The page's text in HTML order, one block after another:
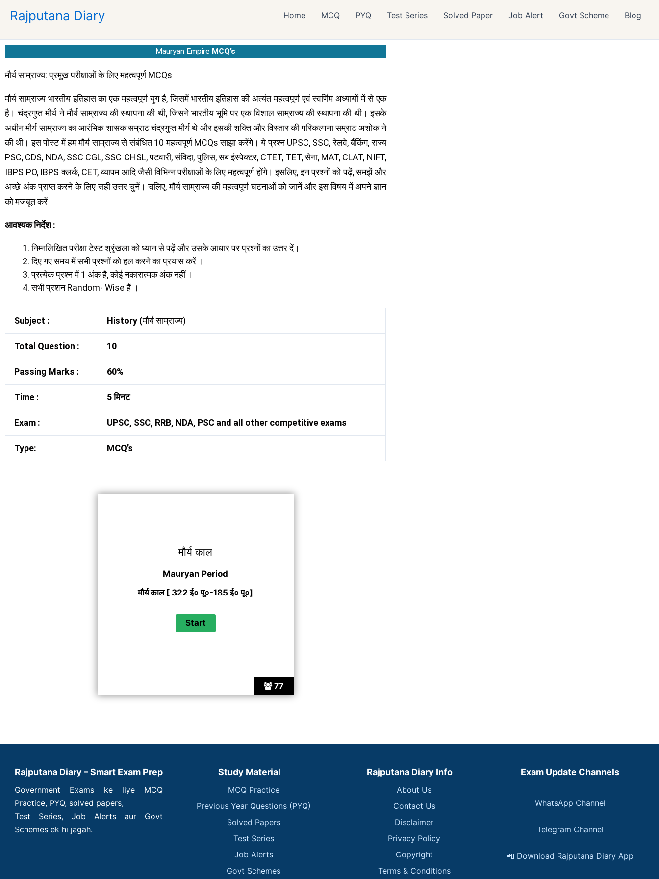
Rajputana Diary Home MCQ PYQ Test Series Solved Paper Job Alert Govt Scheme Blog
Mauryan Empire MCQ’s
मौर्य साम्राज्य: प्रमुख परीक्षाओं के लिए महत्वपूर्ण MCQs
मौर्य साम्राज्य भारतीय इतिहास का एक महत्वपूर्ण युग है, जिसमें भारतीय इतिहास की अत्यंत महत्वपूर्ण एवं स्वर्णिम अध्यायों में से एक
है। चंद्रगुप्त मौर्य ने मौर्य साम्राज्य की स्थापना की थी, जिसने भारतीय भूमि पर एक विशाल साम्राज्य की स्थापना की थी। इसके
अधीन मौर्य साम्राज्य का आरंभिक शासक सम्राट चंद्रगुप्त मौर्य थे और इसकी शक्ति और विस्तार की परिकल्पना सम्राट अशोक ने
की थी। इस पोस्ट में हम मौर्य साम्राज्य से संबंधित 10 महत्वपूर्ण MCQs साझा करेंगे। ये प्रश्न UPSC, SSC, रेलवे, बैंकिंग, राज्य
PSC, CDS, NDA, SSC CGL, SSC CHSL, पटवारी, संविदा, पुलिस, सब इंस्पेक्टर, CTET, TET, सेना, MAT, CLAT, NIFT,
IBPS PO, IBPS क्लर्क, CET, व्यापम आदि जैसी विभिन्न परीक्षाओं के लिए महत्वपूर्ण होंगे। इसलिए, इन प्रश्नों को पढ़ें, समझें और
अच्छे अंक प्राप्त करने के लिए सही उत्तर चुनें। चलिए, मौर्य साम्राज्य की महत्वपूर्ण घटनाओं को जानें और इस विषय में अपने ज्ञान
को मजबूत करें।
आवश्यक निर्देश :
निम्नलिखित परीक्षा टेस्ट श्रृंखला को ध्यान से पढ़ें और उसके आधार पर प्रश्नों का उत्तर दें।
दिए गए समय में सभी प्रश्नों को हल करने का प्रयास करें ।
प्रत्येक प्रश्न में 1 अंक है, कोई नकारात्मक अंक नहीं ।
सभी प्रशन Random- Wise हैं ।
Subject : History (मौर्य साम्राज्य)
Total Question : 10
Passing Marks : 60%
Time : 5 मिनट
Exam : UPSC, SSC, RRB, NDA, PSC and all other competitive exams
Type: MCQ’s
77
मौर्य काल
Mauryan Period
मौर्य काल [ 322 ई० पू०-185 ई० पू०]
Rajputana Diary – Smart Exam Prep
Government Exams ke liye MCQ
Practice, PYQ, solved papers,
Test Series, Job Alerts aur Govt
Schemes ek hi jagah.
Study Material
MCQ Practice
Previous Year Questions (PYQ)
Solved Papers
Test Series
Job Alerts
Govt Schemes
Rajputana Diary Info
About Us
Contact Us
Disclaimer
Privacy Policy
Copyright
Terms & Conditions
Exam Update Channels
WhatsApp Channel
Telegram Channel
📲 Download Rajputana Diary App